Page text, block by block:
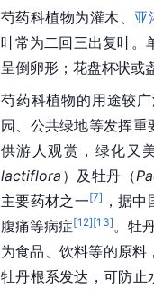
芍药科植物为灌木、 亚
叶常为二回三出复叶。
呈倒卵形；花盘杯状或
芍药科植物的用途较
园、公共绿地等发挥
供游人观赏，绿化又
lactiflora ）及牡丹（
主要药材之一[7] ，据
腹痛等病症[12][13] 。牡
为食品、饮料等的原
牡丹根系发达，可防止